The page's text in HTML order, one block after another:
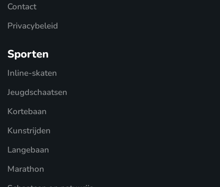
Contact
Privacybeleid
Sporten
Inline-skaten
Jeugdschaatsen
Kortebaan
Kunstrijden
Langebaan
Marathon